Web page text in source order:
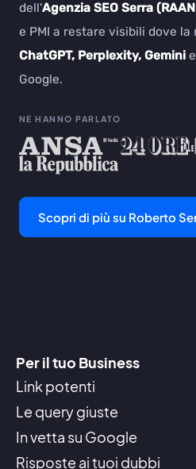
dell'Agenzia SEO Serra
e PMI a restare visibili dove
ChatGPT, Perplexity, Gemini
Google.
NE HANNO PARLATO
Scopri di più su Roberto
Per il tuo Business
Link potenti
Le query giuste
In vetta su Google
Risposte ai tuoi dubbi